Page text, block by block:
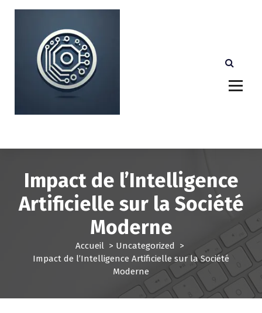
e
Impact de l’Intelligence
Artificielle sur la Société
Moderne
Accueil > Uncategorized >
Impact de l’Intelligence Artificielle sur la Société
Moderne